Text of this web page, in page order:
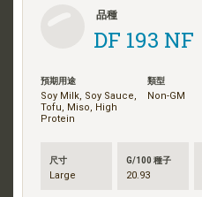
品種
DF 193 NF
預期用途
Soy Milk, Soy Sauce,
Tofu, Miso, High
Protein
類型
Non-GM
尺寸
Large
G/100 種子
20.93